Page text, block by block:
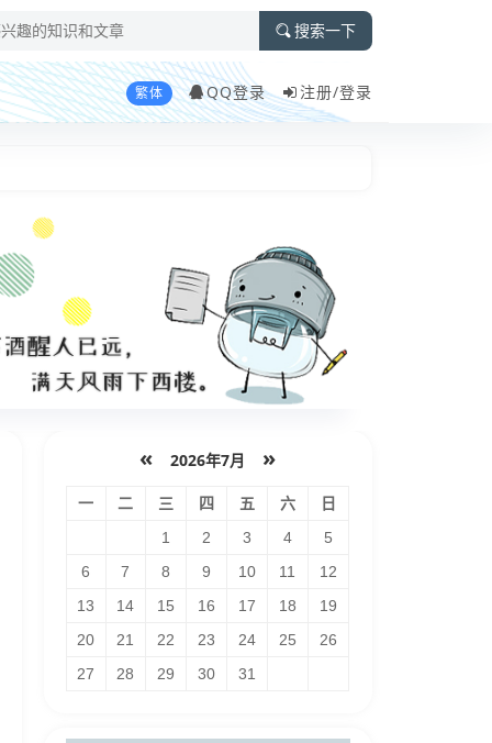
搜索一下
繁体 QQ登录 注册/登录
« 2026年7月 »
一 二 三 四 五 六
日
1
2 3 4
5
6
7 8 9 10 11
12
13
14 15 16 17 18
19
20
21 22 23 24 25
26
27
28 29 30 31